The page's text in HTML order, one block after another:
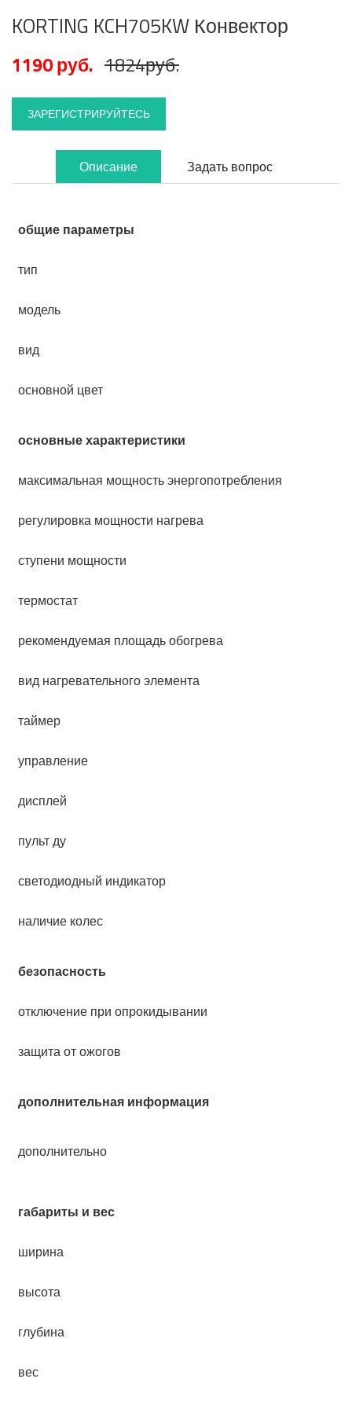
KORTING KCH705KW Конвектор
1190 руб. 1824руб.
ЗАРЕГИСТРИРУЙТЕСЬ
Описание Задать вопрос
общие параметры
тип
модель
вид
основной цвет
основные характеристики
максимальная мощность энергопотребления
регулировка мощности нагрева
ступени мощности
термостат
рекомендуемая площадь обогрева
вид нагревательного элемента
таймер
управление
дисплей
пульт ду
светодиодный индикатор
наличие колес
безопасность
отключение при опрокидывании
защита от ожогов
дополнительная информация
дополнительно
габариты и вес
ширина
высота
глубина
вес